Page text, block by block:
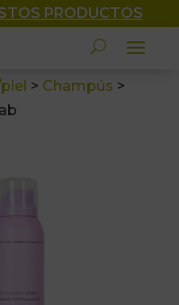
PRODUCTOS
> Champús >